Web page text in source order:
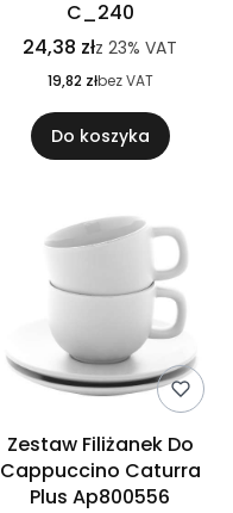
C_240
24,38 złz 23% VAT
19,82 złbez VAT
Do koszyka
Zestaw Filiżanek Do
Cappuccino Caturra
Plus Ap800556